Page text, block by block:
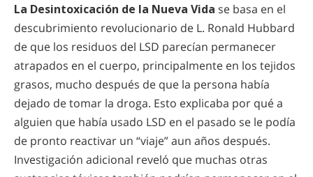
La Desintoxicación de la Nueva Vida se basa en el
descubrimiento revolucionario de L. Ronald Hubbard
de que los residuos del LSD parecían permanecer
atrapados en el cuerpo, principalmente en los tejidos
grasos, mucho después de que la persona había
dejado de tomar la droga. Esto explicaba por qué a
alguien que había usado LSD en el pasado se le podía
de pronto reactivar un “viaje” aun años después.
Investigación adicional reveló que muchas otras